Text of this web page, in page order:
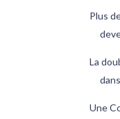
Plus
La
Une